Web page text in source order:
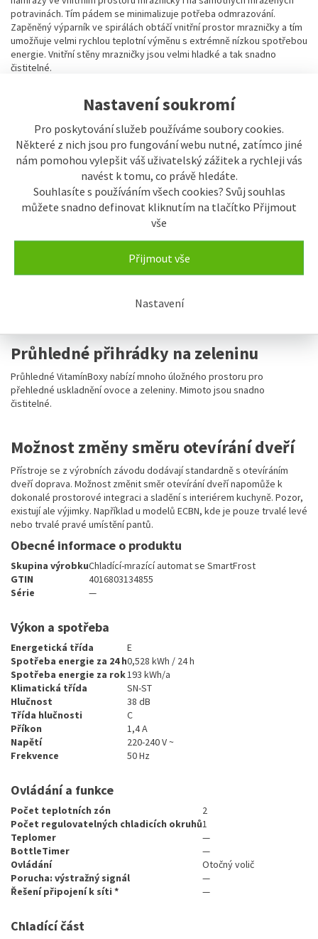
Nastavení soukromí
Pro poskytování služeb používáme soubory cookies.
Některé z nich jsou pro fungování webu nutné, zatímco jiné
nám pomohou vylepšit váš uživatelský zážitek a rychleji vás
navést k tomu, co právě hledáte.
Souhlasíte s používáním všech cookies? Svůj souhlas
můžete snadno definovat kliknutím na tlačítko Přijmout
vše
Přijmout vše
Nastavení
potravinách. Tím pádem se minimalizuje potřeba odmrazování.
Zapěněný výparník ve spirálách obtáčí vnitřní prostor mrazničky a tím
umožňuje velmi rychlou teplotní výměnu s extrémně nízkou spotřebou
energie. Vnitřní stěny mrazničky jsou velmi hladké a tak snadno
čistitelné.
U FrostSafe jsou extra vysoké a vyjímatelné úložné boxy navzájem
kompaktní a dokola uzavřené. Proto mráz při otevření přístroje tak
rychle neuniká. Průhledná čela boxů zaručují optimální přehled o
uložených mražených produktech.
VarioSpace
Ve všech mrazničkách s technologiemi NoFrost, nebo SmartFrost
mohou být díky variabilnímu prostorovému řešení VarioSpace úložné
boxy a skleněné úložné police mezi nimi snadno vyjmuty a vytvořen
přizpůsobit místo pro uložení objemných potravin, například celé
Průhledné přihrádky na zeleninu
Průhledné VitamínBoxy nabízí mnoho úložného prostoru pro
přehledné uskladnění ovoce a zeleniny. Mimoto jsou snadno
čistitelné.
Možnost změny směru otevírání dveří
Přístroje se z výrobních závodu dodávají standardně s otevíráním
dveří doprava. Možnost změnit směr otevírání dveří napomůže k
dokonalé prostorové integraci a sladění s interiérem kuchyně. Pozor,
existují ale výjimky. Například u modelů ECBN, kde je pouze trvalé levé
nebo trvalé pravé umístění pantů.
Obecné informace o produktu
Skupina výrobkuChladící-mrazící automat se SmartFrost
GTIN
4016803134855
Série
—
Výkon a spotřeba
Energetická třída
E
Spotřeba energie za 24 h0,528 kWh / 24 h
Spotřeba energie za rok193 kWh/a
Klimatická třída
SN-ST
Hlučnost
38 dB
Třída hlučnosti
C
Příkon
1,4 A
Napětí
220-240 V ~
Frekvence
50 Hz
Ovládání a funkce
Počet teplotních zón
2
Počet regulovatelných chladicích okruhů1
Teplomer
—
BottleTimer
—
Ovládání
Otočný volič
Porucha: výstražný signál
—
Řešení připojení k síti *
—
Chladící část